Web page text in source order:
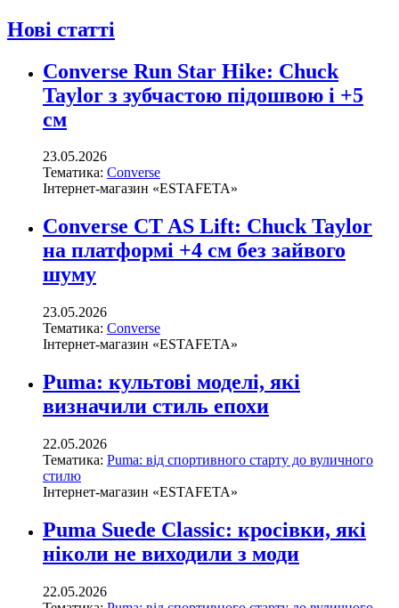
Нові статті
Converse Run Star Hike: Chuck
Taylor з зубчастою підошвою і +5
см
23.05.2026
Тематика: Converse
Інтернет-магазин «ESTAFETA»
Converse CT AS Lift: Chuck Taylor
на платформі +4 см без зайвого
шуму
23.05.2026
Тематика: Converse
Інтернет-магазин «ESTAFETA»
Puma: культові моделі, які
визначили стиль епохи
22.05.2026
Тематика: Puma: від спортивного старту до вуличного
стилю
Інтернет-магазин «ESTAFETA»
Puma Suede Classic: кросівки, які
ніколи не виходили з моди
22.05.2026